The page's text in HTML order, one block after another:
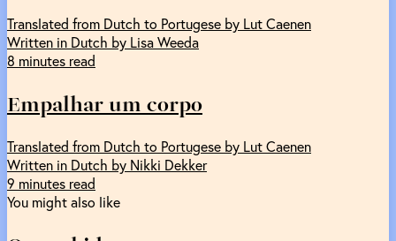
Translated from Dutch to Portugese by Lut Caenen
Written in Dutch by Lisa Weeda
8 minutes read
Empalhar um corpo
Translated from Dutch to Portugese by Lut Caenen
Written in Dutch by Nikki Dekker
9 minutes read
You might also like